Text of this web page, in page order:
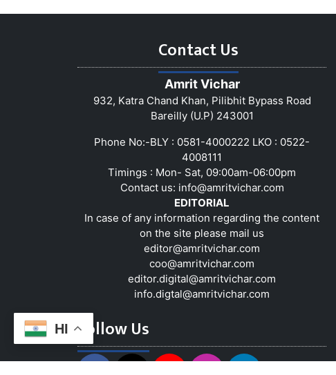
HI
Contact Us
Amrit Vichar
932, Katra Chand Khan, Pilibhit Bypass Road
Bareilly (U.P) 243001
Phone No:-BLY : 0581-4000222 LKO : 0522-
4008111
Timings : Mon- Sat, 09:00am-06:00pm
Contact us: info@amritvichar.com
EDITORIAL
In case of any information regarding the content
on the site please mail us
editor@amritvichar.com
coo@amritvichar.com
editor.digital@amritvichar.com
info.digtal@amritvichar.com
Follow Us